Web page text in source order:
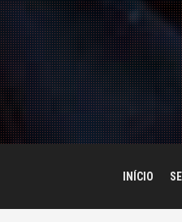
INÍCIO